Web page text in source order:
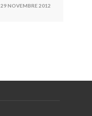
29 NOVEMBRE 2012